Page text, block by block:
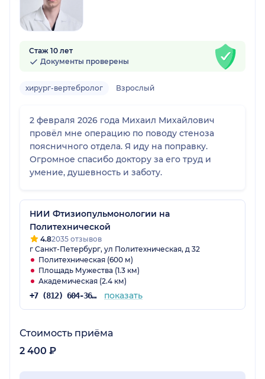
Стаж 10 лет
Документы проверены
хирург-вертебролог Взрослый
2 февраля 2026 года Михаил Михайлович
провёл мне операцию по поводу стеноза
поясничного отдела. Я иду на поправку.
Огромное спасибо доктору за его труд и
умение, душевность и заботу.
НИИ Фтизиопульмонологии на
Политехнической
4.82035 отзывов
г Санкт-Петербург, ул Политехническая, д 32
Политехническая (600 м)
Площадь Мужества (1.3 км)
Академическая (2.4 км)
+7 (812) 604-36-34 показать
Стоимость приёма
2 400 ₽